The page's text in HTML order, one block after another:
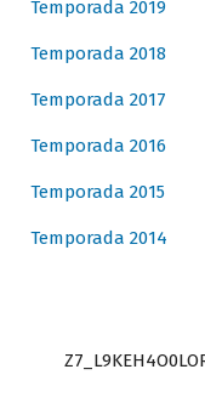
Temporada 2019
Temporada 2018
Temporada 2017
Temporada 2016
Temporada 2015
Temporada 2014